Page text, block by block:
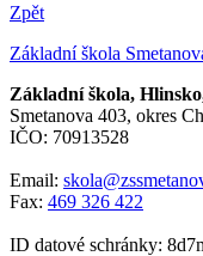
Zpět
Základní škola
Základní škola,
Smetanova 403, okres
IČO: 70913528
Email:
Fax: 469 326 422
ID datové schránky: